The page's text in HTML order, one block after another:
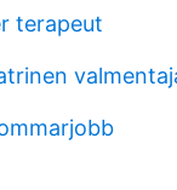
terapeut